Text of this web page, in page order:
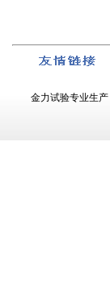
金力试验专业生产